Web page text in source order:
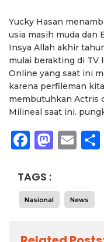
Yucky Hasan
usia masih muda dan
Insya Allah akhir
mulai berakting di TV
Online yang saat ini
karena perfileman
membutuhkan Actris
Milineal saat ini.
TAGS :
Nasional News